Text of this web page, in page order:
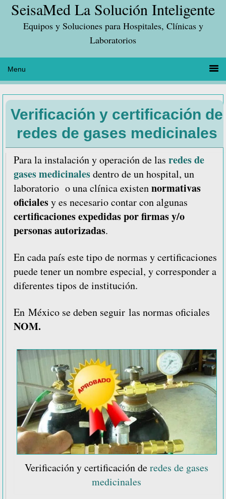
Saltar
principal
Saltar
contenido
Saltar
lateral
principal
SeisaMed La Solución Inteligente
Equipos y Soluciones para Hospitales, Clínicas y
Laboratorios
Verificación y certificación de
redes de gases medicinales
Para la instalación y operación de las redes de
gases medicinalesdentro de un hospital, un
laboratorio o una clínica existennormativas
oficialesy es necesario contar con algunas
certificaciones expedidas por firmas y/o
personas autorizadas.
En cada país este tipo de normas y certificaciones
puede tener un nombre especial, y corresponder a
diferentes tipos de institución.
En México se deben seguir las normas oficiales
NOM.
Verificación y certificación deredes de gases
medicinales